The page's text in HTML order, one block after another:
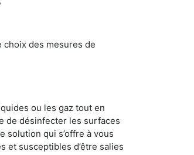
des mesures de
ou les gaz tout en
de désinfecter les surfaces
solution qui s’offre à vous
et susceptibles d’être salies